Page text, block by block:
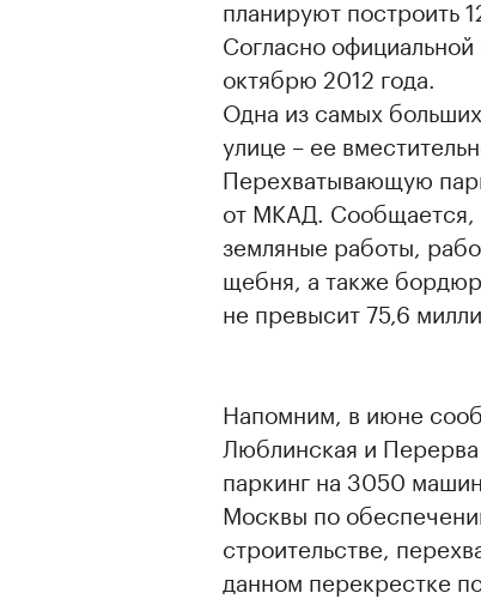
планируют построить
Согласно
октябрю 2012 года.
Одна из самых
улице – ее
Перехватывающую
от МКАД. Сообщается,
земляные работы,
щебня, а также
не превысит 75,6
Напомним, в июне
Люблинская и
паркинг на 3050
Москвы по
строительстве,
данном перекрестке